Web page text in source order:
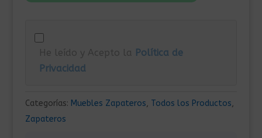
He leído y Acepto la Política de
Privacidad
Categorías: Muebles Zapateros, Todos los Productos,
Zapateros